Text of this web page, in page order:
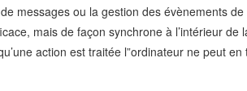
de messages ou la gestion des évènements
mais de façon synchrone à l’intérieur de
action est traitée l”ordinateur ne peut en